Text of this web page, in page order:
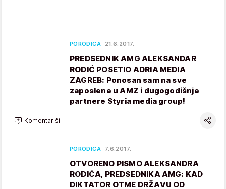
PORODICA 21.6.2017.
PREDSEDNIK AMG ALEKSANDAR
RODIĆ POSETIO ADRIA MEDIA
ZAGREB: Ponosan sam na sve
zaposlene u AMZ i dugogodišnje
partnere Styria media group!
Komentariši
PORODICA 7.6.2017.
OTVORENO PISMO ALEKSANDRA
RODIĆA, PREDSEDNIKA AMG: KAD
DIKTATOR OTME DRŽAVU OD